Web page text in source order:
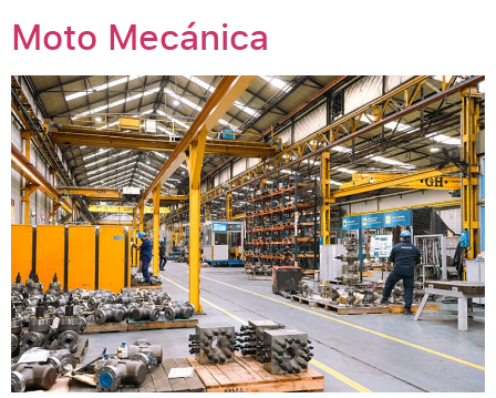
Moto Mecánica